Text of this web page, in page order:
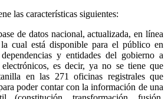
las características siguientes:
de datos nacional, actualizada, en línea
cual está disponible para el público en
y entidades del gobierno a
es decir, ya no se tiene que
en las 271 oficinas registrales que
poder contar con la información de una